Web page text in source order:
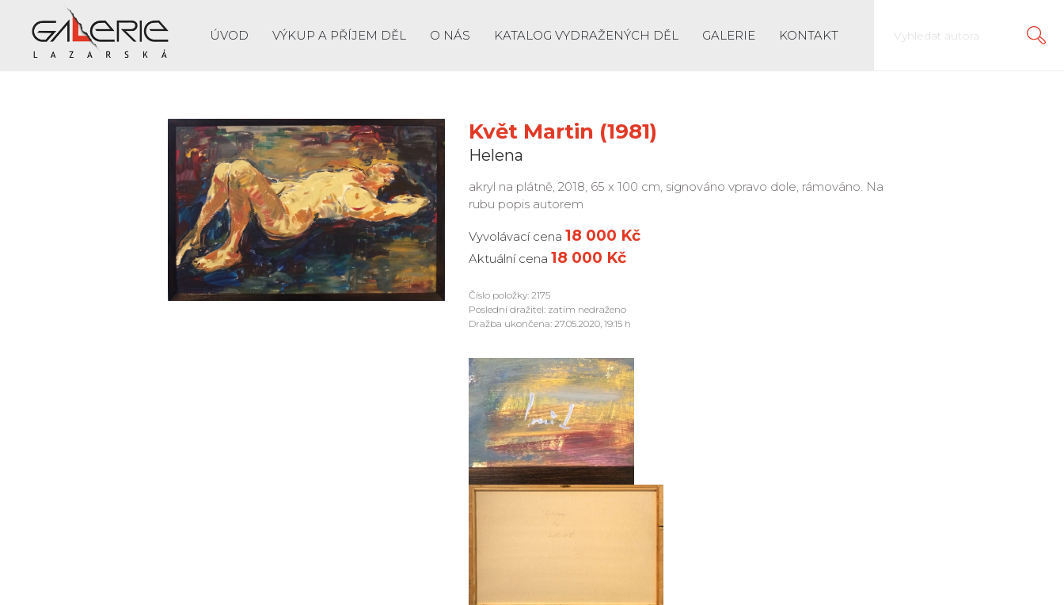
ÚVOD VÝKUP A PŘÍJEM DĚL O NÁS KATALOG VYDRAŽENÝCH DĚL GALERIE KONTAKT
Květ Martin (1981)
Helena
akryl na plátně, 2018, 65 x 100 cm, signováno vpravo dole, rámováno. Na
rubu popis autorem
Vyvolávací cena 18 000 Kč
Aktuální cena 18 000 Kč
Číslo položky: 2175
Poslední dražitel: zatím nedraženo
Dražba ukončena: 27.05.2020, 19:15 h